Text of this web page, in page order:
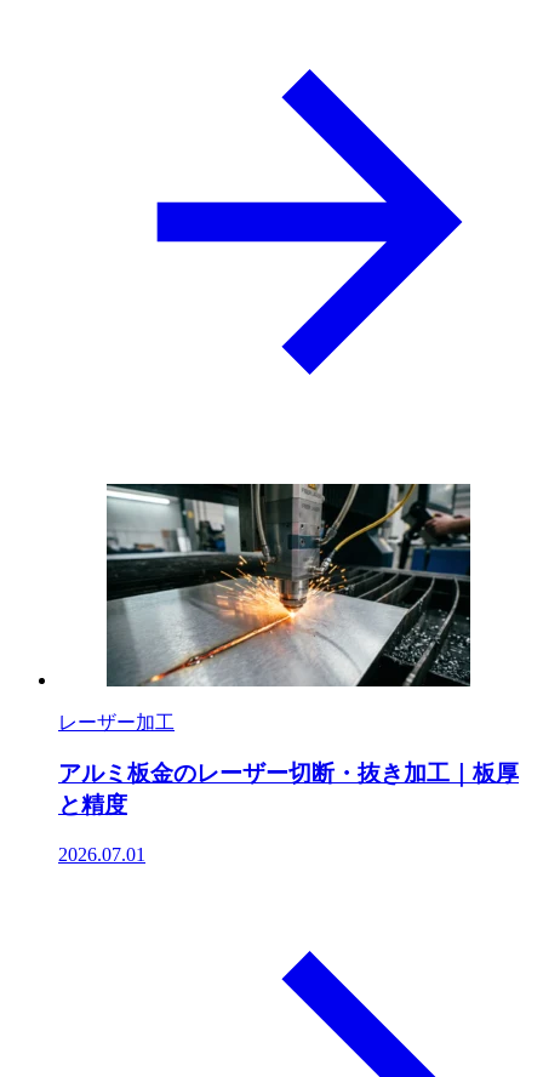
レーザー加工
アルミ板金のレーザー切断・抜き加工｜板厚
と精度
2026.07.01